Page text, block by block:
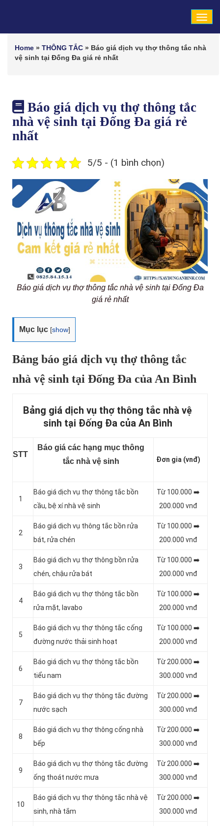
Home » THÔNG TẮC » Báo giá dịch vụ thợ thông tắc nhà
vệ sinh tại Đống Đa giá rẻ nhất
Báo giá dịch vụ thợ thông tắc
nhà vệ sinh tại Đống Đa giá rẻ
nhất
5/5 - (1 bình chọn)
Báo giá dịch vụ thợ thông tắc nhà vệ sinh tại Đống Đa
giá rẻ nhất
Mục lục [show]
Bảng báo giá dịch vụ thợ thông tắc
nhà vệ sinh tại Đống Đa của An Bình
Bảng giá dịch vụ thợ thông tắc nhà vệ
sinh tại Đống Đa của An Bình
STT
Báo giá các hạng mục thông
tắc nhà vệ sinh
Đơn gia (vnđ)
1
Báo giá dịch vụ thợ thông tắc bồn
cầu, bệ xí nhà vệ sinh
Từ 100.000 ➡️
200.000 vnđ
2
Báo giá dịch vụ thông tắc bồn rửa
bát, rửa chén
Từ 100.000 ➡️
200.000 vnđ
3
Báo giá dịch vụ thợ thông bồn rửa
chén, chậu rửa bát
Từ 100.000 ➡️
200.000 vnđ
4
Báo giá dịch vụ thợ thông tắc bồn
rửa mặt, lavabo
Từ 100.000 ➡️
200.000 vnđ
5
‎Báo giá dịch vụ thợ thông tắc cống
đường nước thải sinh hoạt
Từ 100.000 ➡️
200.000 vnđ
6
Báo giá dịch vụ thợ thông tắc bồn
tiểu nam
Từ 200.000 ➡️
300.000 vnđ
7
Báo giá dịch vụ thợ thông tắc đường
nước sạch
Từ 200.000 ➡️
300.000 vnđ
8
Báo giá dịch vụ thợ thông cống nhà
bếp
Từ 200.000 ➡️
300.000 vnđ
9
Báo giá dịch vụ thợ thông tắc đường
ống thoát nước mưa
Từ 200.000 ➡️
300.000 vnđ
10
Báo giá dịch vụ thợ thông tắc nhà vệ
sinh, nhà tắm
Từ 200.000 ➡️
300.000 vnđ